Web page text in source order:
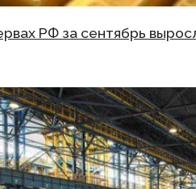
РФ за сентябрь